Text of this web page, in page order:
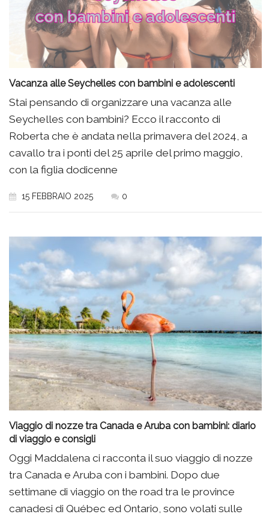
Vacanza alle Seychelles con bambini e adolescenti
Stai pensando di organizzare una vacanza alle
Seychelles con bambini? Ecco il racconto di
Roberta che è andata nella primavera del 2024, a
cavallo tra i ponti del 25 aprile del primo maggio,
con la figlia dodicenne
15 FEBBRAIO 2025 0
Viaggio di nozze tra Canada e Aruba con bambini: diario
di viaggio e consigli
Oggi Maddalena ci racconta il suo viaggio di nozze
tra Canada e Aruba con i bambini. Dopo due
settimane di viaggio on the road tra le province
canadesi di Québec ed Ontario, sono volati sulle